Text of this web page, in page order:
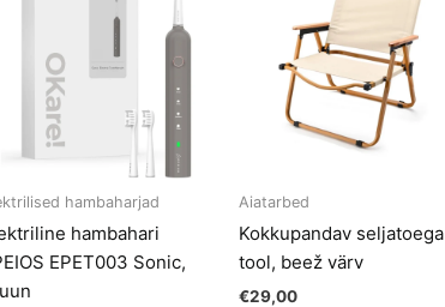
hambaharjad
hambahari
EPET003 Sonic,
Aiatarbed
Kokkupandav seljatoega
tool, beež värv
€29,00